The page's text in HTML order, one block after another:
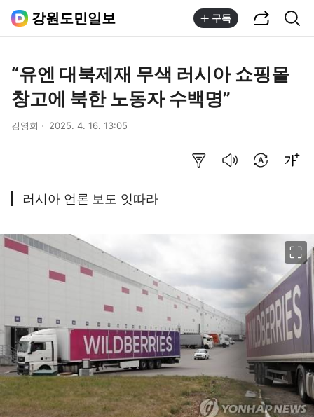
강원도민일보 구독
“유엔 대북제재 무색 러시아 쇼핑몰
창고에 북한 노동자 수백명”
김영희 2025. 4. 16. 13:05
러시아 언론 보도 잇따라